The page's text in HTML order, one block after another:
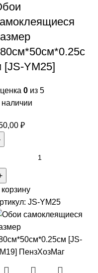
[JS-YM25]
0 из 5
наличии
₽
JS-YM25